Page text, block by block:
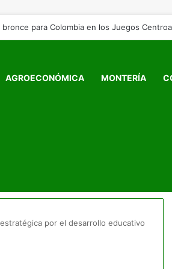
para la posesión presidencial de
AGROECONÓMICA MONTERÍA
por el desarrollo educativo